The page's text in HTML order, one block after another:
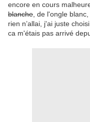
encore en cours
blanche , de l'ongle
rien n’allai, j'ai juste
ca m'étais pas arrivé